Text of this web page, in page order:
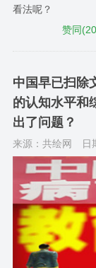
看法呢？
赞同(
中国早已扫除
的认知水平和
出了问题？
来源：共绘网 日